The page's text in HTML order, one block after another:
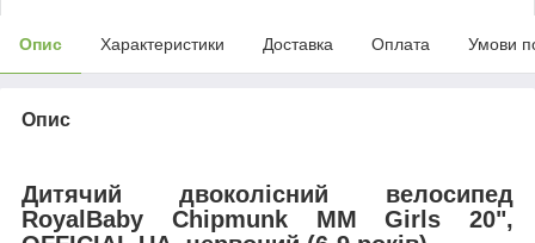
Опис Характеристики Доставка Оплата Умови
Опис
Дитячий двоколісний велосипед
RoyalBaby Chipmunk MM Girls 20",